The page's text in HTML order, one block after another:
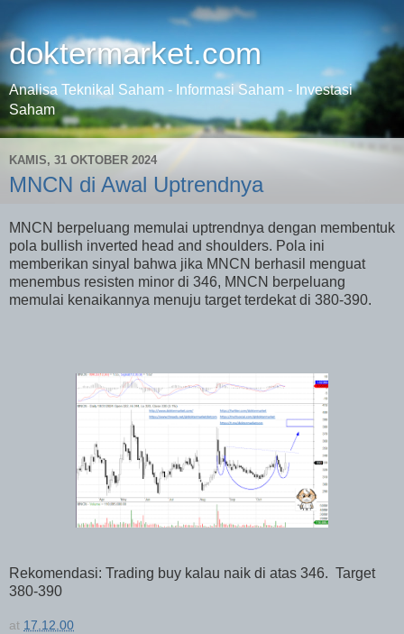
doktermarket.com
Analisa Teknikal Saham - Informasi Saham - Investasi
Saham
KAMIS, 31 OKTOBER 2024
MNCN di Awal Uptrendnya
MNCN berpeluang memulai uptrendnya dengan membentuk
pola bullish inverted head and shoulders. Pola ini
memberikan sinyal bahwa jika MNCN berhasil menguat
menembus resisten minor di 346, MNCN berpeluang
memulai kenaikannya menuju target terdekat di 380-390.
Rekomendasi: Trading buy kalau naik di atas 346. Target
380-390
at 17.12.00